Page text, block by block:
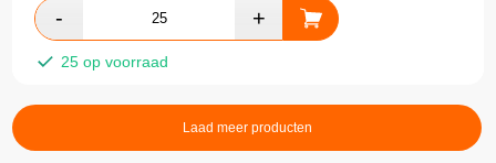
25 op voorraad
Laad meer producten